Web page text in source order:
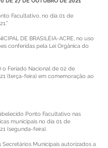
Facultativo, no dia 01 de
DE BRASILÉIA-ACRE, no uso
conferidas pela Lei Orgânica do
o Feriado Nacional de 02 de
(terça-feira) em comemoração ao
Ponto Facultativo nas
municipais no dia 01 de
(segunda-feira).
Secretários Municipais autorizados a